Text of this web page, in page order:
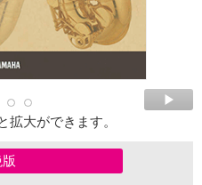
拡大ができます。